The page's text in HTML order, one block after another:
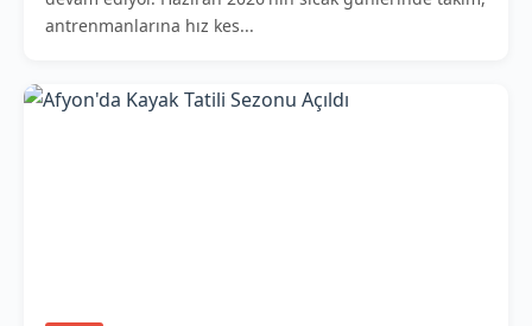
antrenmanlarına hız kes...